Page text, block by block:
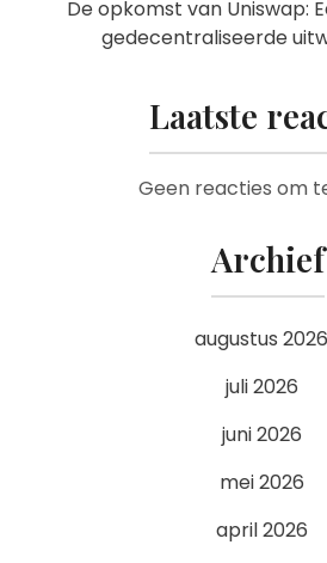
De opkomst van Uniswap:
gedecentraliseerde
Laatste
Geen reacties om
Archief
augustus 2026
juli 2026
juni 2026
mei 2026
april 2026